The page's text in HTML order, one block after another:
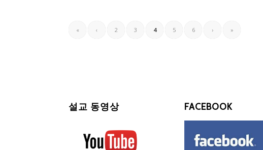
« ‹ 2 3 4 5 6 › »
설교 동영상 FACEBOOK